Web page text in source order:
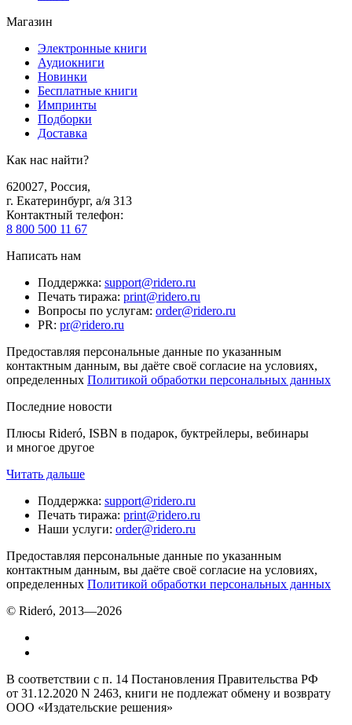
Магазин
Электронные книги
Аудиокниги
Новинки
Бесплатные книги
Импринты
Подборки
Доставка
Как нас найти?
620027, Россия,
г. Екатеринбург, а/я 313
Контактный телефон:
8 800 500 11 67
Написать нам
Поддержка: support@ridero.ru
Печать тиража: print@ridero.ru
Вопросы по услугам: order@ridero.ru
PR: pr@ridero.ru
Предоставляя персональные данные по указанным
контактным данным, вы даёте своё согласие на условиях,
определенных Политикой обработки персональных данных
Последние новости
Плюсы Rideró, ISBN в подарок, буктрейлеры, вебинары
и многое другое
Читать дальше
Поддержка: support@ridero.ru
Печать тиража: print@ridero.ru
Наши услуги: order@ridero.ru
Предоставляя персональные данные по указанным
контактным данным, вы даёте своё согласие на условиях,
определенных Политикой обработки персональных данных
© Rideró, 2013—2026
В соответствии с п. 14 Постановления Правительства РФ
от 31.12.2020 N 2463, книги не подлежат обмену и возврату
ООО «Издательские решения»